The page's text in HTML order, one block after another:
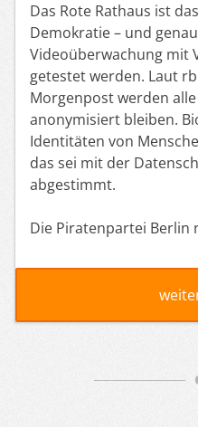
Das Rote Rathaus ist
Demokratie – und
Videoüberwachung mit
getestet werden. Laut
Morgenpost werden
anonymisiert bleiben.
Identitäten von
das sei mit der
abgestimmt.
Die Piratenpartei Berlin